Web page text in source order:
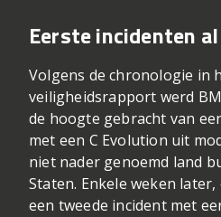
Eerste incidenten
Volgens de chronologie in
veiligheidsrapport werd
de hoogte gebracht van
met een C Evolution uit
niet nader genoemd land
Staten. Enkele weken
een tweede incident met